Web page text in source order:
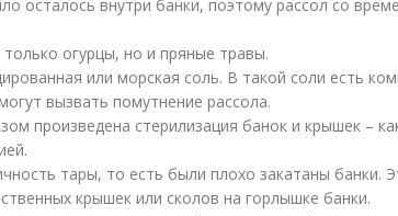
осталось внутри банки, поэтому рассол со
огурцы, но и пряные травы.
или морская соль. В такой соли есть
вызвать помутнение рассола.
произведена стерилизация банок и крышек –
тары, то есть были плохо закатаны банки.
крышек или сколов на горлышке банки.